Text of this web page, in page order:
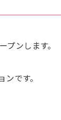
ンします。
です。